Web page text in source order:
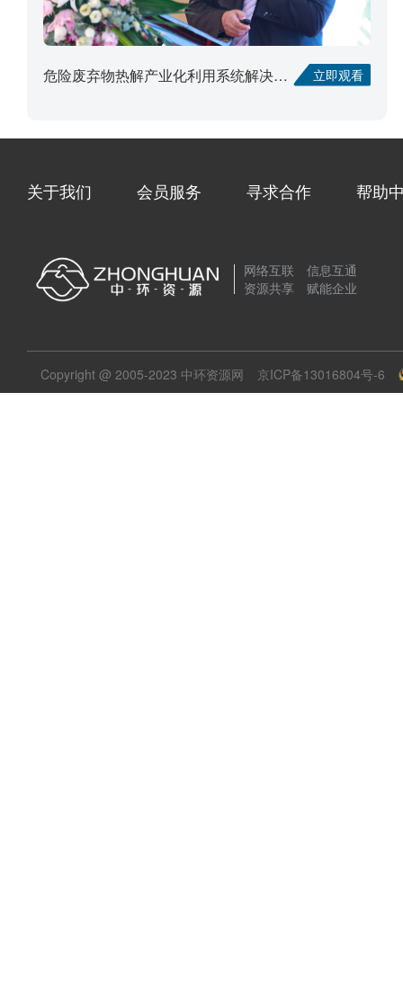
危险废弃物热解产业化利用系统解决方案 立即观看
关于我们 会员服务 寻求合作 帮助
网络互联 信息互通
资源共享 赋能企业
Copyright @ 2005-2023 中环资源网 京ICP备13016804号-6